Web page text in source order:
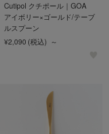
Cutipol クチポール｜GOA
アイボリー×ゴールド/テーブ
ルスプーン
¥2,090 (税込) ～